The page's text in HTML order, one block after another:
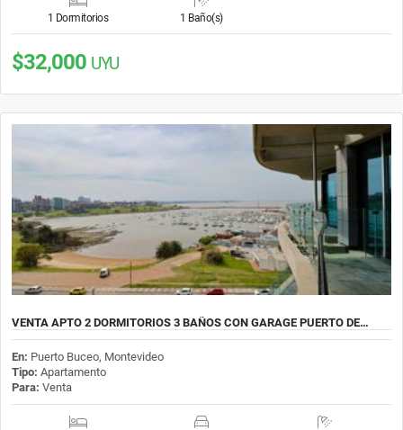
1 Dormitorios 1 Baño(s)
$32,000 UYU
VENTA APTO 2 DORMITORIOS 3 BAÑOS CON GARAGE PUERTO DE…
En: Puerto Buceo, Montevideo
Tipo: Apartamento
Para: Venta